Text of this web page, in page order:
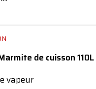
de cuisson
vapeur